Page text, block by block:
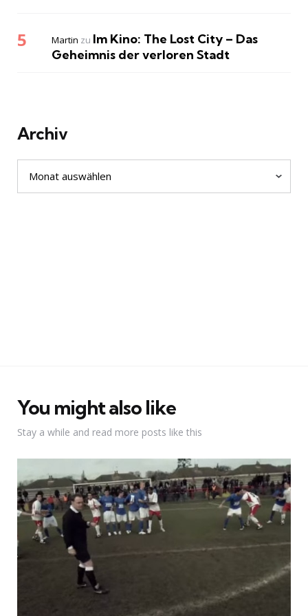
Martin zu Im Kino: The Lost City – Das
Geheimnis der verloren Stadt
Archiv
Archiv
You might also like
Stay a while and read more posts like this